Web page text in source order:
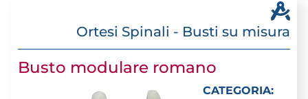
Ortesi Spinali - Busti su misura
Busto modulare romano
CATEGORIA: